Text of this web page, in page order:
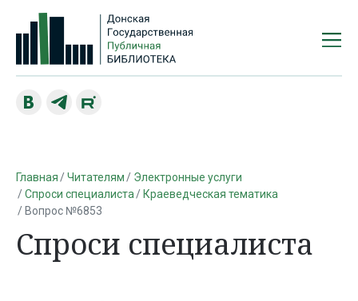
Главная Читателям
Электронные услуги
Спроси специалиста
Краеведческая тематика
Вопрос №6853
Спроси специалиста